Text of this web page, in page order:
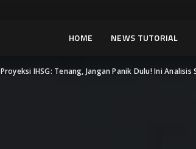
HOME NEWS TUTORIAL
Proyeksi IHSG: Tenang, Jangan Panik Dulu! Ini Analisis